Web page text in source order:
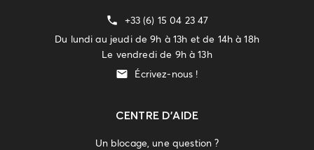
+33 (6) 15 04 23 47
Du lundi au jeudi de 9h à 13h et de 14h à 18h
Le vendredi de 9h à 13h
Écrivez-nous !
CENTRE D'AIDE
Un blocage, une question ?